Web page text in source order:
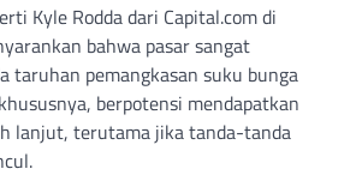
Kyle Rodda dari Capital.com di
bahwa pasar sangat
taruhan pemangkasan suku bunga
berpotensi mendapatkan
lanjut, terutama jika tanda-tanda